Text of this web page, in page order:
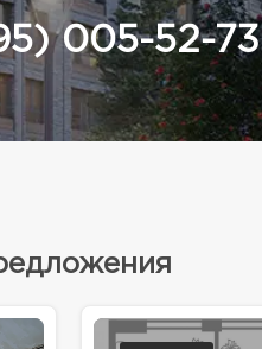
005-52-73